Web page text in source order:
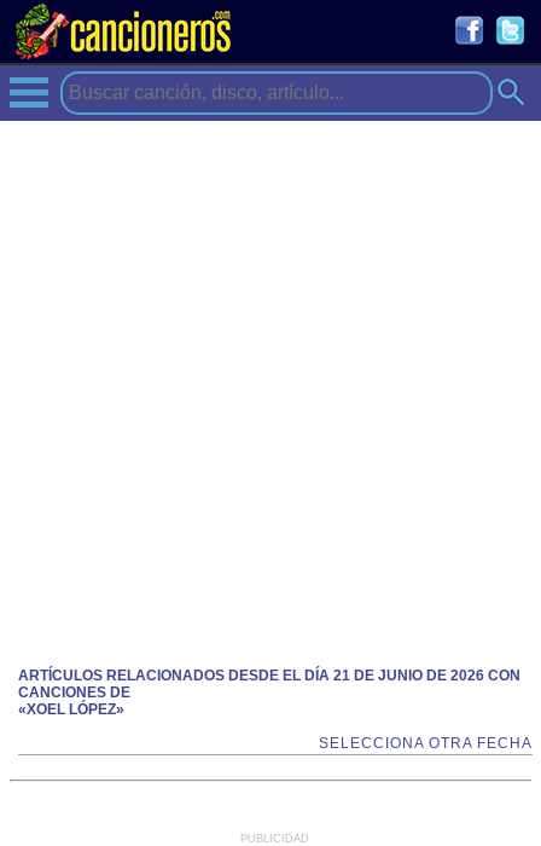
ARTÍCULOS RELACIONADOS DESDE EL DÍA 21 DE JUNIO DE 2026 CON
CANCIONES DE
«XOEL LÓPEZ»
SELECCIONA OTRA FECHA
PUBLICIDAD